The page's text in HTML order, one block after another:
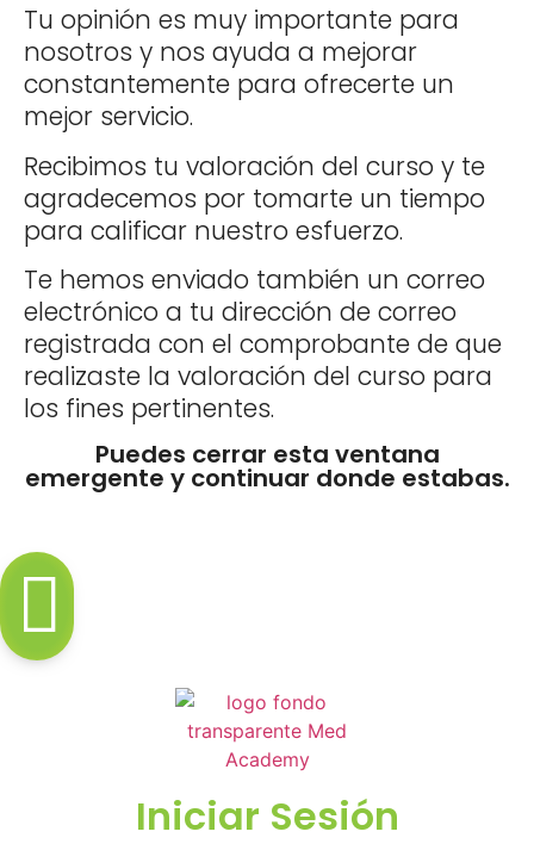
Tu opinión es muy importante para
nosotros y nos ayuda a mejorar
constantemente para ofrecerte un
mejor servicio.
Recibimos tu valoración del curso y te
agradecemos por tomarte un tiempo
para calificar nuestro esfuerzo.
Te hemos enviado también un correo
electrónico a tu dirección de correo
registrada con el comprobante de que
realizaste la valoración del curso para
los fines pertinentes.
Puedes cerrar esta ventana
emergente y continuar donde estabas.
Iniciar Sesión